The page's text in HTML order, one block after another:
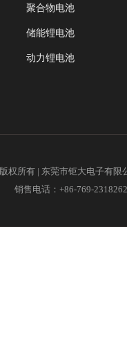
聚合物电池
储能锂电池
动力锂电池
权所有 | 东莞市钜大电子有
销售电话：+86-769-